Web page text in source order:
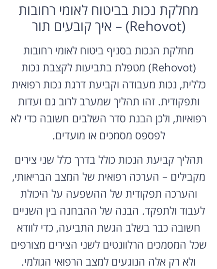
מחלקת נכות בביטוח לאומי רחובות
(Rehovot) – איך קובעים תור
מחלקת הנכות בסניף ביטוח לאומי רחובות
(Rehovot) מטפלת בתביעות לקצבת נכות
כללית, נכות מעבודה וקביעת דרגת נכות רפואית
ותפקודית. זהו תהליך שמערב לרוב גם ועדות
רפואיות, ולכן הבנת סדר השלבים חשובה כדי לא
לפספס מסמכים או מועדים.
תהליך קביעת הנכות כולל בדרך כלל שני צירים
מקבילים – הערכה רפואית של המצב הבריאותי,
והערכה תפקודית של ההשפעה על היכולת
לעבוד ולתפקד. הבנה של ההבחנה בין השניים
חשובה כבר בשלב הגשת התביעה, כדי לוודא
שכל המסמכים הרלוונטים לשני הצירים מצורפים
ולא רק אלה הנוגעים למצב הרפואי הגולמי.